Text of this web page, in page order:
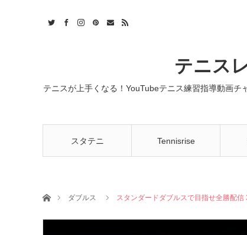
テニス
テニスが上手くなる！YouTubeテニス練習指導動画
スタテニ Tennisrise
ホームダブルス スタンダードダブルスで目指せ全勝配信